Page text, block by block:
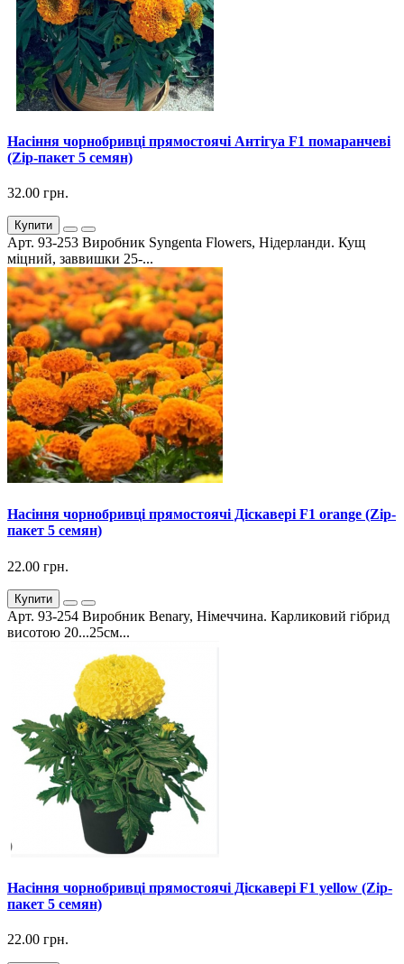
Насіння чорнобривці прямостоячі Антігуа F1 помаранчеві
(Zip-пакет 5 семян)
32.00 грн.
Купити
Арт. 93-253 Виробник Syngenta Flowers, Нідерланди. Кущ
міцний, заввишки 25-...
Насіння чорнобривці прямостоячі Діскавері F1 orange (Zip-
пакет 5 семян)
22.00 грн.
Купити
Арт. 93-254 Виробник Benary, Німеччина. Карликовий гібрид
висотою 20...25см...
Насіння чорнобривці прямостоячі Діскавері F1 yellow (Zip-
пакет 5 семян)
22.00 грн.